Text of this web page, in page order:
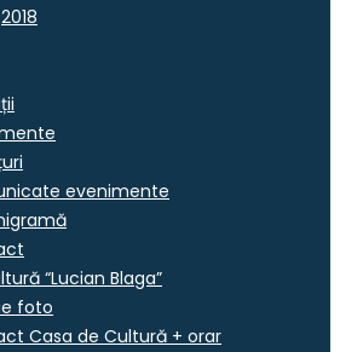
2018
evenimente
“Lucian Blaga”
foto
Casa de Cultură + orar